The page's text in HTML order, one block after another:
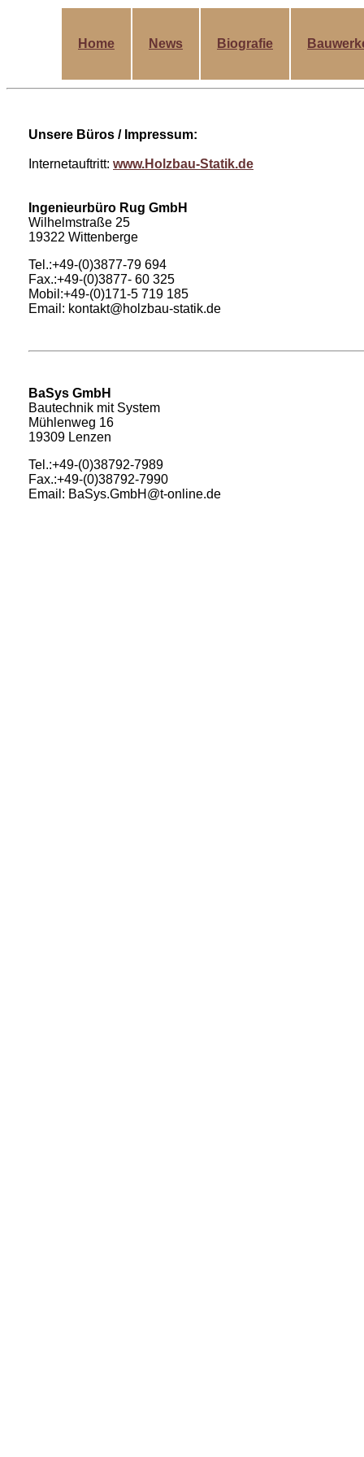
Home News Biografie
Unsere Büros / Impressum:
Internetauftritt: www.Holzbau-Statik.de
Ingenieurbüro Rug GmbH
Wilhelmstraße 25
19322 Wittenberge
Tel.:+49-(0)3877-79 694
Fax.:+49-(0)3877- 60 325
Mobil:+49-(0)171-5 719 185
Email: kontakt@holzbau-statik.de
BaSys GmbH
Bautechnik mit System
Mühlenweg 16
19309 Lenzen
Tel.:+49-(0)38792-7989
Fax.:+49-(0)38792-7990
Email: BaSys.GmbH@t-online.de